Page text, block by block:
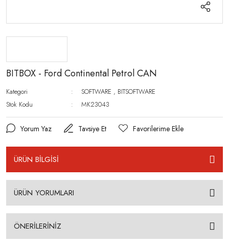
BITBOX - Ford Continental Petrol CAN
Kategori SOFTWARE , BITSOFTWARE
Stok Kodu
MK23043
Yorum Yaz Tavsiye Et
ÜRÜN BİLGİSİ
ÜRÜN YORUMLARI
ÖNERİLERİNİZ